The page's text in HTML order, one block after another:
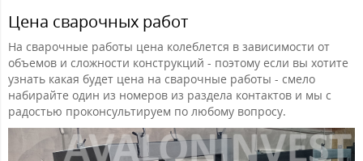
Цена сварочных работ
На сварочные работы цена колеблется в зависимости от
объемов и сложности конструкций - поэтому если вы хотите
узнать какая будет цена на сварочные работы - смело
набирайте один из номеров из раздела контактов и мы с
радостью проконсультируем по любому вопросу.